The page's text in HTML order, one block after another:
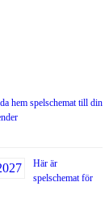
hem spelschemat till din
Här är
spelschemat för